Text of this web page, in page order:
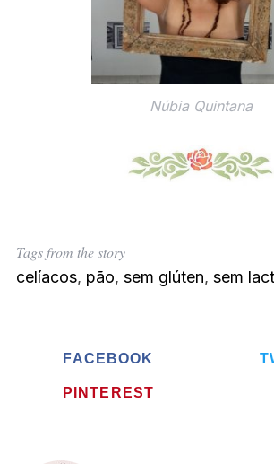
Núbia Quintana
Tags from the story
celíacos, pão, sem glúten, sem
FACEBOOK
PINTEREST